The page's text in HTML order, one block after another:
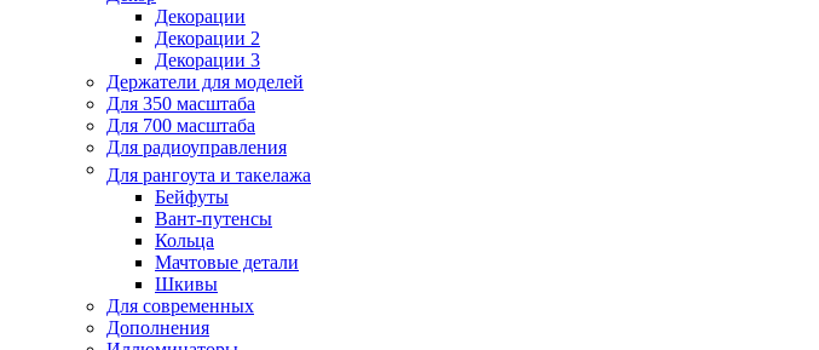
Декорации
Декорации 2
Декорации 3
Держатели для моделей
Для 350 масштаба
Для 700 масштаба
Для радиоуправления
Для рангоута и такелажа
Бейфуты
Вант-путенсы
Кольца
Мачтовые детали
Шкивы
Для современных
Дополнения